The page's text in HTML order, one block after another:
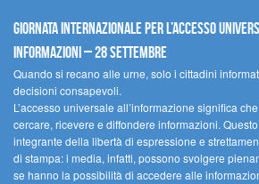
Giornata internazionale per l’accesso
informazioni – 28 settembre
Quando si recano alle urne, solo i cittadini
decisioni consapevoli.
L’accesso universale all’informazione significa
cercare, ricevere e diffondere informazioni.
integrante della libertà di espressione e
di stampa: i media, infatti, possono svolgere
se hanno la possibilità di accedere alle